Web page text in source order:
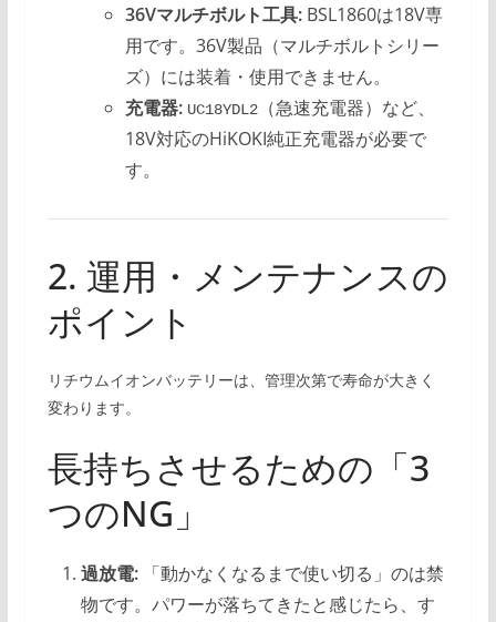
36Vマルチボルト工具:BSL1860は18V専
用です。36V製品（マルチボルトシリー
ズ）には装着・使用できません。
充電器: UC18YDL2（急速充電器）など、
18V対応のHiKOKI純正充電器が必要で
す。
2. 運用・メンテナンスの
ポイント
リチウムイオンバッテリーは、管理次第で寿命が大きく
変わります。
長持ちさせるための「3
つのNG」
過放電:「動かなくなるまで使い切る」のは禁
物です。パワーが落ちてきたと感じたら、す